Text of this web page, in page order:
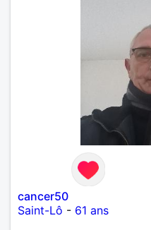
cancer50
Saint-Lô - 61 ans